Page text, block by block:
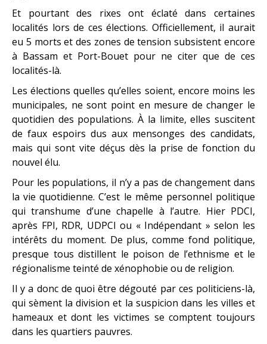
Et pourtant des rixes ont éclaté dans certaines
localités lors de ces élections. Officiellement, il aurait
eu 5 morts et des zones de tension subsistent encore
à Bassam et Port-Bouet pour ne citer que de ces
localités-là.
Les élections quelles qu’elles soient, encore moins les
municipales, ne sont point en mesure de changer le
quotidien des populations. À la limite, elles suscitent
de faux espoirs dus aux mensonges des candidats,
mais qui sont vite déçus dès la prise de fonction du
nouvel élu.
Pour les populations, il n’y a pas de changement dans
la vie quotidienne. C’est le même personnel politique
qui transhume d’une chapelle à l’autre. Hier PDCI,
après FPI, RDR, UDPCI ou « Indépendant » selon les
intérêts du moment. De plus, comme fond politique,
presque tous distillent le poison de l’ethnisme et le
régionalisme teinté de xénophobie ou de religion.
Il y a donc de quoi être dégouté par ces politiciens-là,
qui sèment la division et la suspicion dans les villes et
hameaux et dont les victimes se comptent toujours
dans les quartiers pauvres.